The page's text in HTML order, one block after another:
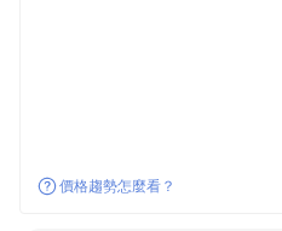
價格趨勢怎麼看？